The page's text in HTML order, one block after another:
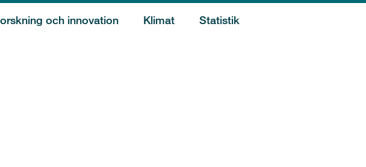
och innovation Klimat Statistik